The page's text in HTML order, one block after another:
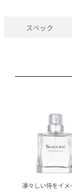
スペック
凛々しい侍をイメ